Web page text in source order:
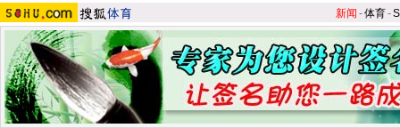
新闻 -体育-S